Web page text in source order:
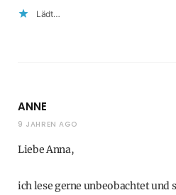
Lädt…
ANNE
9 JAHREN AGO
Liebe Anna,
ich lese gerne unbeobachtet